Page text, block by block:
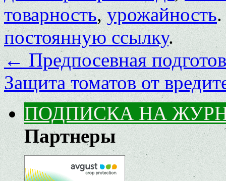
товарность,урожайность.
постоянную ссылку.
←Предпосевная
Защита томатов от
ПОДПИСКА НА
Партнеры